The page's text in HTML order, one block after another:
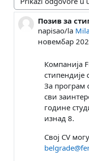
Način prikazivanja
Позив за
napisao/la
новембар
Broj
Компанија
стипендије
За програм
сви
године
изнад 8.
Свој CV